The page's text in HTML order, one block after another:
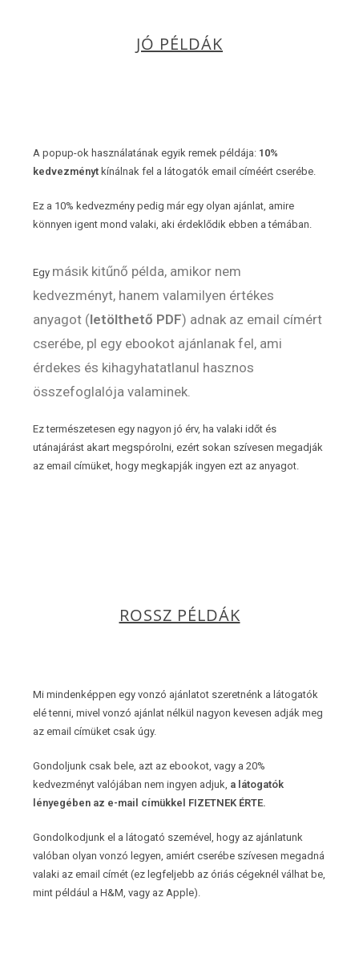
JÓ PÉLDÁK
A popup-ok használatának egyik remek példája: 10%
kedvezményt kínálnak fel a látogatók email címéért cserébe.
Ez a 10% kedvezmény pedig már egy olyan ajánlat, amire
könnyen igent mond valaki, aki érdeklődik ebben a témában.
Egy másik kitűnő példa, amikor nem
kedvezményt, hanem valamilyen értékes
anyagot (letölthető PDF) adnak az email címért
cserébe, pl egy ebookot ajánlanak fel, ami
érdekes és kihagyhatatlanul hasznos
összefoglalója valaminek.
Ez természetesen egy nagyon jó érv, ha valaki időt és
utánajárást akart megspórolni, ezért sokan szívesen megadják
az email címüket, hogy megkapják ingyen ezt az anyagot.
ROSSZ PÉLDÁK
Mi mindenképpen egy vonzó ajánlatot szeretnénk a látogatók
elé tenni, mivel vonzó ajánlat nélkül nagyon kevesen adják meg
az email címüket csak úgy.
Gondoljunk csak bele, azt az ebookot, vagy a 20%
kedvezményt valójában nem ingyen adjuk, a látogatók
lényegében az e-mail címükkel FIZETNEK ÉRTE.
Gondolkodjunk el a látogató szemével, hogy az ajánlatunk
valóban olyan vonzó legyen, amiért cserébe szívesen megadná
valaki az email címét (ez legfeljebb az óriás cégeknél válhat be,
mint például a H&M, vagy az Apple).